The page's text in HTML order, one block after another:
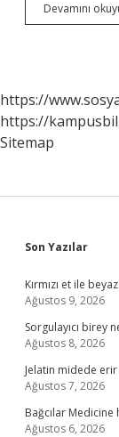
Devamını
https://
https://
Sitemap
Son Yazılar
Kırmızı et ile
Ağustos 9, 2026
Sorgulayıcı birey
Ağustos 8, 2026
Jelatin midede erir
Ağustos 7, 2026
Bağcılar
Ağustos 6, 2026